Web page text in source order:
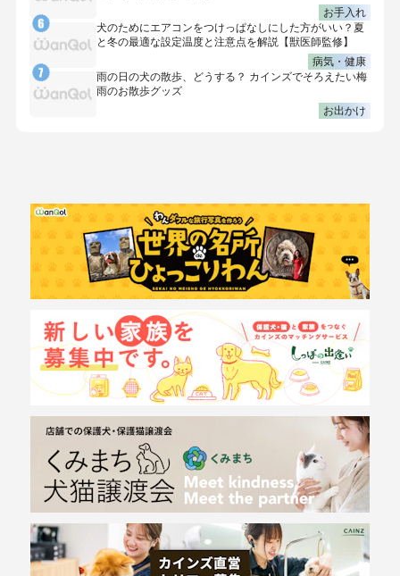
お手入れ
犬のためにエアコンをつけっぱなしにした方がいい？夏
と冬の最適な設定温度と注意点を解説【獣医師監修】
病気・健康
雨の日の犬の散歩、どうする？ カインズでそろえたい梅
雨のお散歩グッズ
お出かけ